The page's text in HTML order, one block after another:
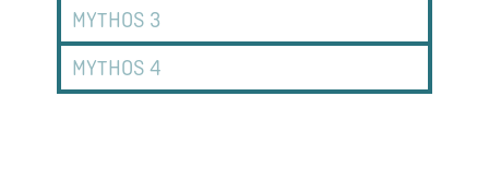
MYTHOS 3
MYTHOS 4